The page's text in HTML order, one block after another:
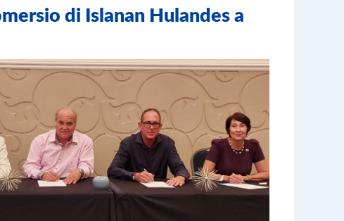
di Islanan Hulandes a